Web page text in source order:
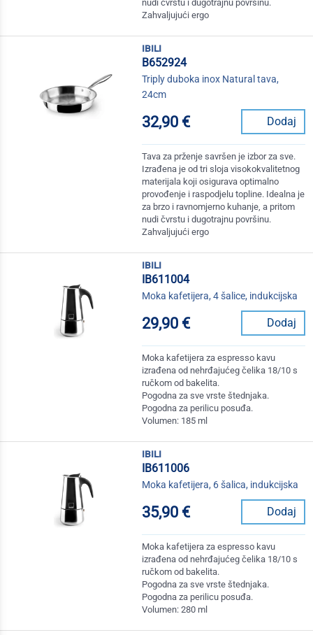
nudi čvrstu i dugotrajnu površinu.
Zahvaljujući ergo
ibili
B652924
Triply duboka inox Natural tava,
24cm
32,90 € Dodaj
Tava za prženje savršen je izbor za sve.
Izrađena je od tri sloja visokokvalitetnog
materijala koji osigurava optimalno
provođenje i raspodjelu topline. Idealna je
za brzo i ravnomjerno kuhanje, a pritom
nudi čvrstu i dugotrajnu površinu.
Zahvaljujući ergo
ibili
IB611004
Moka kafetijera, 4 šalice, indukcijska
29,90 € Dodaj
Moka kafetijera za espresso kavu
izrađena od nehrđajućeg čelika 18/10 s
ručkom od bakelita.
Pogodna za sve vrste štednjaka.
Pogodna za perilicu posuđa.
Volumen: 185 ml
ibili
IB611006
Moka kafetijera, 6 šalica, indukcijska
35,90 € Dodaj
Moka kafetijera za espresso kavu
izrađena od nehrđajućeg čelika 18/10 s
ručkom od bakelita.
Pogodna za sve vrste štednjaka.
Pogodna za perilicu posuđa.
Volumen: 280 ml